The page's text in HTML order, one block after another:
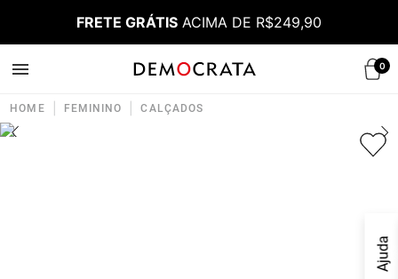
FRETE GRÁTIS ACIMA DE R$249,90
0
Ajuda
HOME FEMININO CALÇADOS